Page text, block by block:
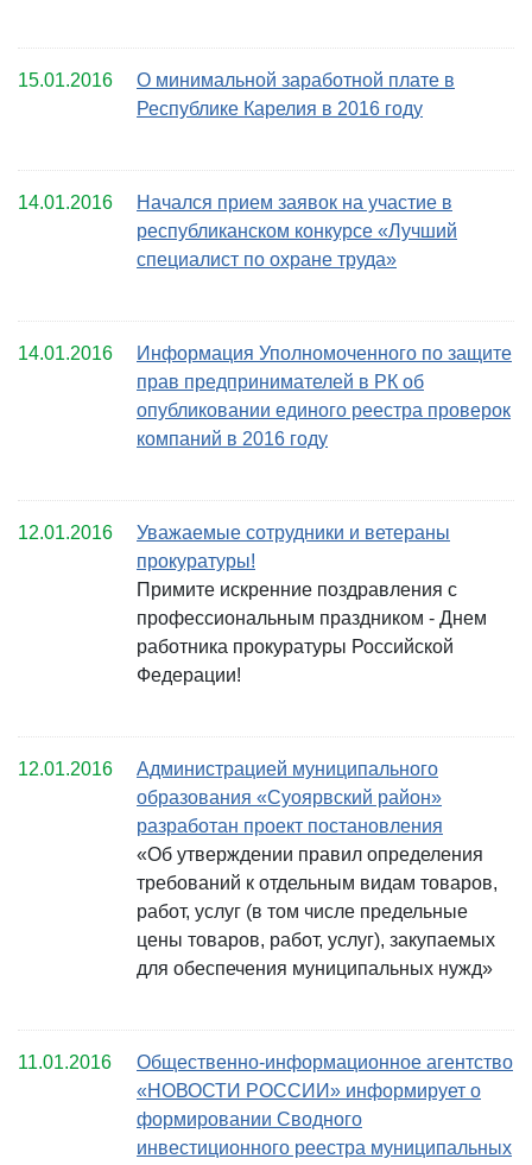
15.01.2016
О минимальной заработной плате в
Республике Карелия в 2016 году
14.01.2016
Начался прием заявок на участие в
республиканском конкурсе «Лучший
специалист по охране труда»
14.01.2016
Информация Уполномоченного по защите
прав предпринимателей в РК об
опубликовании единого реестра проверок
компаний в 2016 году
12.01.2016
Уважаемые сотрудники и ветераны
прокуратуры!
Примите искренние поздравления с
профессиональным праздником - Днем
работника прокуратуры Российской
Федерации!
12.01.2016
Администрацией муниципального
образования «Суоярвский район»
разработан проект постановления
«Об утверждении правил определения
требований к отдельным видам товаров,
работ, услуг (в том числе предельные
цены товаров, работ, услуг), закупаемых
для обеспечения муниципальных нужд»
11.01.2016
Общественно-информационное агентство
«НОВОСТИ РОССИИ» информирует о
формировании Сводного
инвестиционного реестра муниципальных